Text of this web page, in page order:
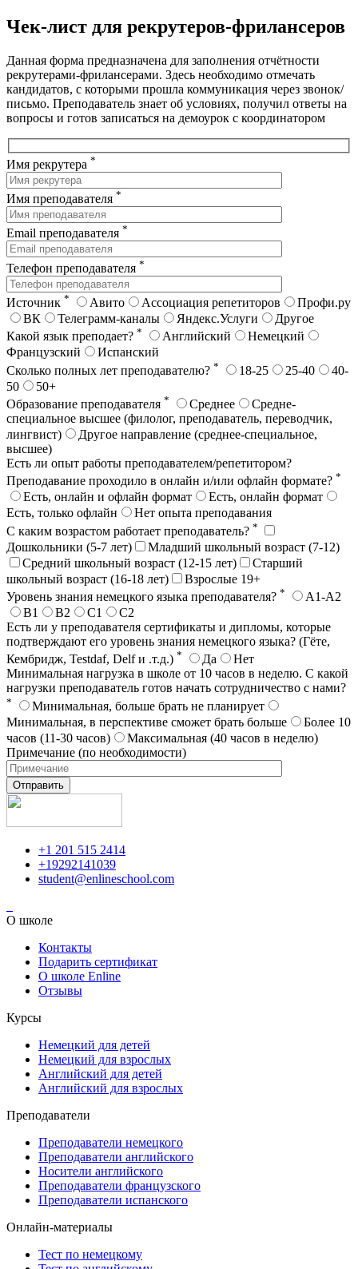
Чек-лист для рекрутеров-фрилансеров
Данная форма предназначена для заполнения отчётности
рекрутерами-фрилансерами. Здесь необходимо отмечать
кандидатов, с которыми прошла коммуникация через звонок/
письмо. Преподаватель знает об условиях, получил ответы на
вопросы и готов записаться на демоурок с координатором
Имя рекрутера *
Имя преподавателя *
Email преподавателя *
Телефон преподавателя *
Источник * Авито Ассоциация репетиторов
Профи.ру
ВК
Телеграмм-каналы Яндекс.Услуги
Другое
Какой язык преподает? * Английский
Немецкий
Французский
Испанский
Сколько полных лет преподавателю? * 18-25 25-40
40-
50
50+
Образование преподавателя * Среднее
Средне-
специальное высшее (филолог, преподаватель, переводчик,
лингвист)
Другое направление (среднее-специальное,
высшее)
Есть ли опыт работы преподавателем/репетитором?
Преподавание проходило в онлайн и/или офлайн формате? *
Есть, онлайн и офлайн формат
Есть, онлайн формат
Есть, только офлайн
Нет опыта преподавания
С каким возрастом работает преподаватель? *
Дошкольники (5-7 лет)
Младший школьный возраст (7-12)
Средний школьный возраст (12-15 лет)
Старший
школьный возраст (16-18 лет)
Взрослые 19+
Уровень знания немецкого языка преподавателя? *
А1-А2
В1
В2 С1
С2
Есть ли у преподавателя сертификаты и дипломы, которые
подтверждают его уровень знания немецкого языка? (Гёте,
Кембридж, Testdaf, Delf и .т.д.) * Да
Нет
Минимальная нагрузка в школе от 10 часов в неделю. С какой
нагрузки преподаватель готов начать сотрудничество с нами?
*
Минимальная, больше брать не планирует
Минимальная, в перспективе сможет брать больше
Более 10
часов (11-30 часов)
Максимальная (40 часов в неделю)
Примечание (по необходимости)
+1 201 515 2414
+19292141039
student@enlineschool.com
О школе
Контакты
Подарить сертификат
О школе Enline
Отзывы
Курсы
Немецкий для детей
Немецкий для взрослых
Английский для детей
Английский для взрослых
Преподаватели
Преподаватели немецкого
Преподаватели английского
Носители английского
Преподаватели французского
Преподаватели испанского
Онлайн-материалы
Тест по немецкому